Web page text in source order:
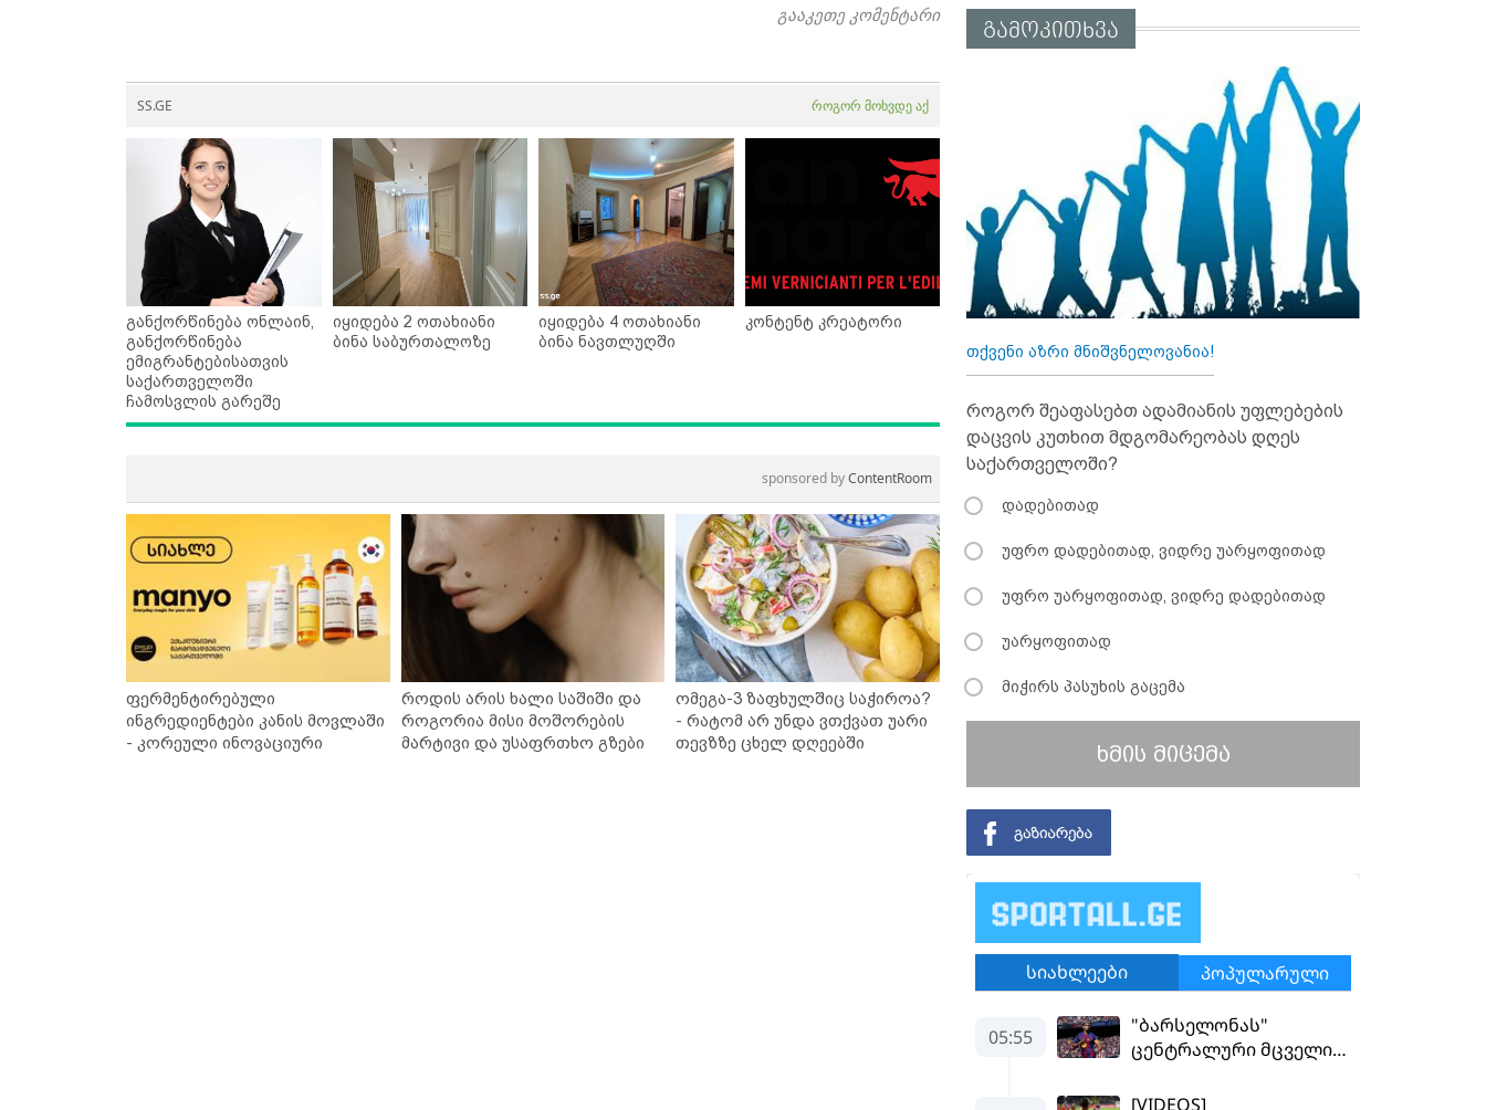
გააკეთე კომენტარი
SS.GE როგორ მოხვდე აქ
განქორწინება ონლაინ,
განქორწინება
ემიგრანტებისათვის
საქართველოში
ჩამოსვლის გარეშე
იყიდება 2 ოთახიანი
ბინა საბურთალოზე
იყიდება 4 ოთახიანი
ბინა ნავთლუღში
კონტენტ კრეატორი
sponsored byContentRoom
ფერმენტირებული
ინგრედიენტები კანის მოვლაში
- კორეული ინოვაციური
როდის არის ხალი საშიში და
როგორია მისი მოშორების
მარტივი და უსაფრთხო გზები
ომეგა-3 ზაფხულშიც საჭიროა?
- რატომ არ უნდა ვთქვათ უარი
თევზზე ცხელ დღეებში
გამოკითხვა
თქვენი აზრი მნიშვნელოვანია!
როგორ შეაფასებთ ადამიანის უფლებების
დაცვის კუთხით მდგომარეობას დღეს
საქართველოში?
დადებითად
უფრო დადებითად, ვიდრე უარყოფითად
უფრო უარყოფითად, ვიდრე დადებითად
უარყოფითად
მიჭირს პასუხის გაცემა
ხმის მიცემა